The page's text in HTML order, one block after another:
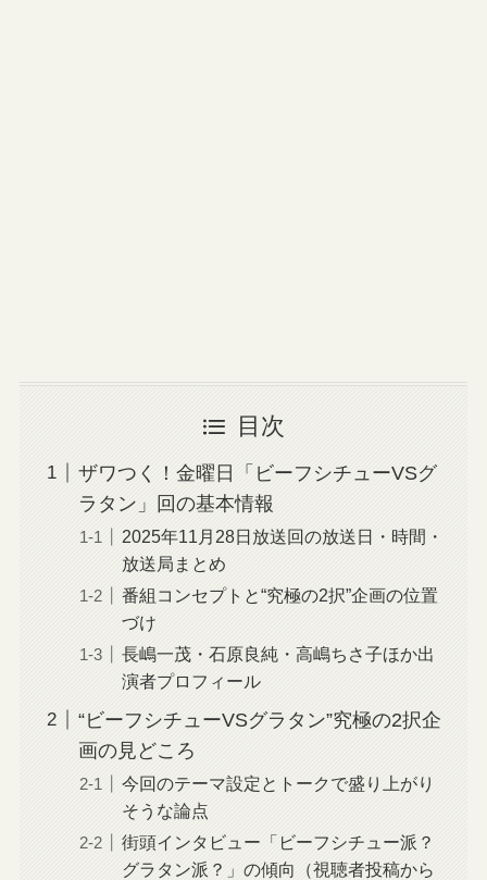
目次
ザワつく！金曜日「ビーフシチューVSグ
ラタン」回の基本情報
2025年11月28日放送回の放送日・時間・
放送局まとめ
番組コンセプトと“究極の2択”企画の位置
づけ
長嶋一茂・石原良純・高嶋ちさ子ほか出
演者プロフィール
“ビーフシチューVSグラタン”究極の2択企
画の見どころ
今回のテーマ設定とトークで盛り上がり
そうな論点
街頭インタビュー「ビーフシチュー派？
グラタン派？」の傾向（視聴者投稿から